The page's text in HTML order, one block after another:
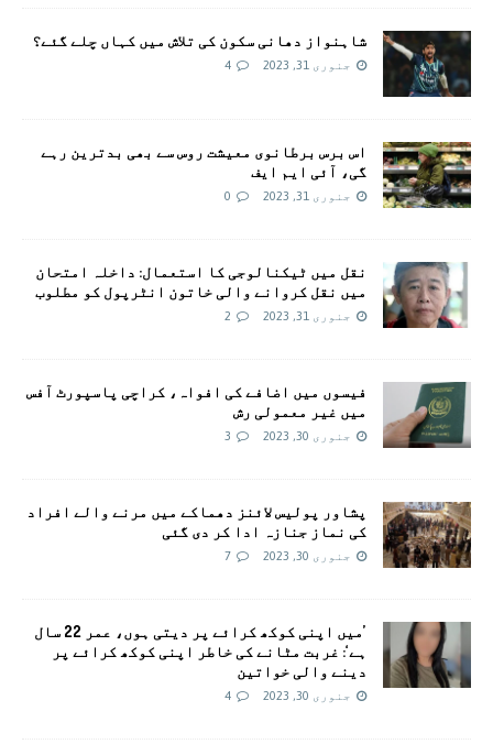
شاہنواز دھانی سکون کی تلاش میں کہاں چلے گئے؟
جنوری 31, 2023 4
اس برس برطانوی معیشت روس سے بھی بدترین رہے
گی، آئی ایم ایف
جنوری 31, 2023 0
نقل میں ٹیکنالوجی کا استعمال: داخلہ امتحان
میں نقل کروانے والی خاتون انٹرپول کو مطلوب
جنوری 31, 2023 2
فیسوں میں اضافے کی افواہ، کراچی پاسپورٹ آفس
میں غیر معمولی رش
جنوری 30, 2023 3
پشاور پولیس لائنز دھماکے میں مرنے والے افراد
کی نماز جنازہ ادا کر دی گئی
جنوری 30, 2023 7
’میں اپنی کوکھ کرائے پر دیتی ہوں، عمر 22 سال
ہے‘: غربت مٹانے کی خاطر اپنی کوکھ کرائے پر
دینے والی خواتین
جنوری 30, 2023 4